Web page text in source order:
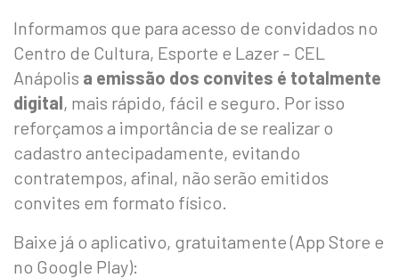
Informamos que para acesso de convidados no
Centro de Cultura, Esporte e Lazer – CEL
Anápolis a emissão dos convites é totalmente
digital, mais rápido, fácil e seguro. Por isso
reforçamos a importância de se realizar o
cadastro antecipadamente, evitando
contratempos, afinal, não serão emitidos
convites em formato físico.
Baixe já o aplicativo, gratuitamente (App Store e
no Google Play):